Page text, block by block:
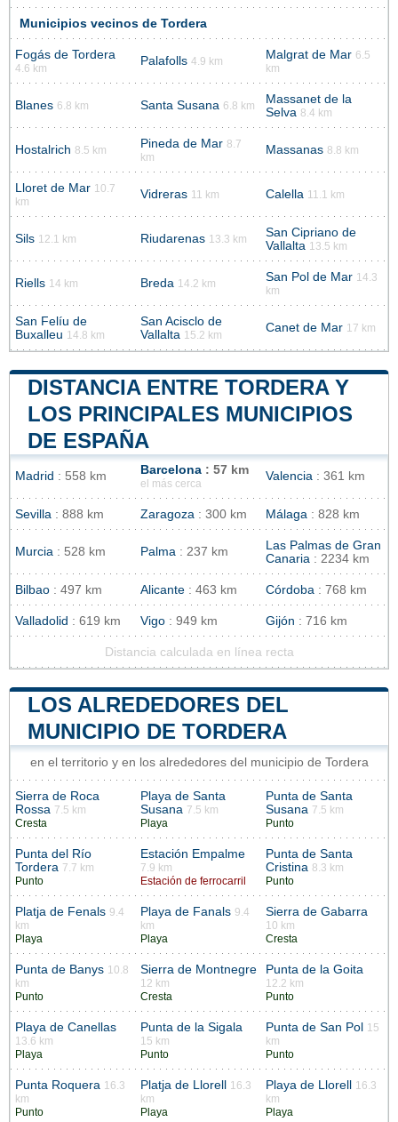
Municipios vecinos de Tordera
Fogás de Tordera
4.6 km
Palafolls 4.9 km Malgrat de Mar 6.5
km
Blanes 6.8 km Santa Susana 6.8 km
Massanet de la
Selva 8.4 km
Hostalrich 8.5 km Pineda de Mar 8.7
km
Massanas 8.8 km
Lloret de Mar 10.7
km
Vidreras 11 km Calella 11.1 km
Sils 12.1 km Riudarenas 13.3 km
San Cipriano de
Vallalta 13.5 km
Riells 14 km Breda 14.2 km San Pol de Mar 14.3
km
San Felíu de
Buxalleu 14.8 km
San Acisclo de
Vallalta 15.2 km
Canet de Mar 17 km
DISTANCIA ENTRE TORDERA Y
LOS PRINCIPALES MUNICIPIOS
DE ESPAÑA
Madrid : 558 km Barcelona : 57 km
el más cerca
Valencia : 361 km
Sevilla : 888 km Zaragoza : 300 km Málaga : 828 km
Murcia : 528 km Palma : 237 km
Las Palmas de Gran
Canaria : 2234 km
Bilbao : 497 km Alicante : 463 km Córdoba : 768 km
Valladolid : 619 km Vigo : 949 km Gijón : 716 km
Distancia calculada en línea recta
LOS ALREDEDORES DEL
MUNICIPIO DE TORDERA
en el territorio y en los alrededores del municipio de Tordera
Sierra de Roca
Rossa 7.5 km
Cresta
Playa de Santa
Susana 7.5 km
Playa
Punta de Santa
Susana 7.5 km
Punto
Punta del Río
Tordera 7.7 km
Punto
Estación Empalme
7.9 km
Estación de ferrocarril
Punta de Santa
Cristina 8.3 km
Punto
Platja de Fenals 9.4
km
Playa
Playa de Fanals 9.4
km
Playa
Sierra de Gabarra
10 km
Cresta
Punta de Banys 10.8
km
Punto
Sierra de Montnegre
12 km
Cresta
Punta de la Goita
12.2 km
Punto
Playa de Canellas
13.6 km
Playa
Punta de la Sigala
15 km
Punto
Punta de San Pol
15
km
Punto
Punta Roquera 16.3
km
Punto
Platja de Llorell
16.3
km
Playa
Playa de Llorell
16.3
km
Playa